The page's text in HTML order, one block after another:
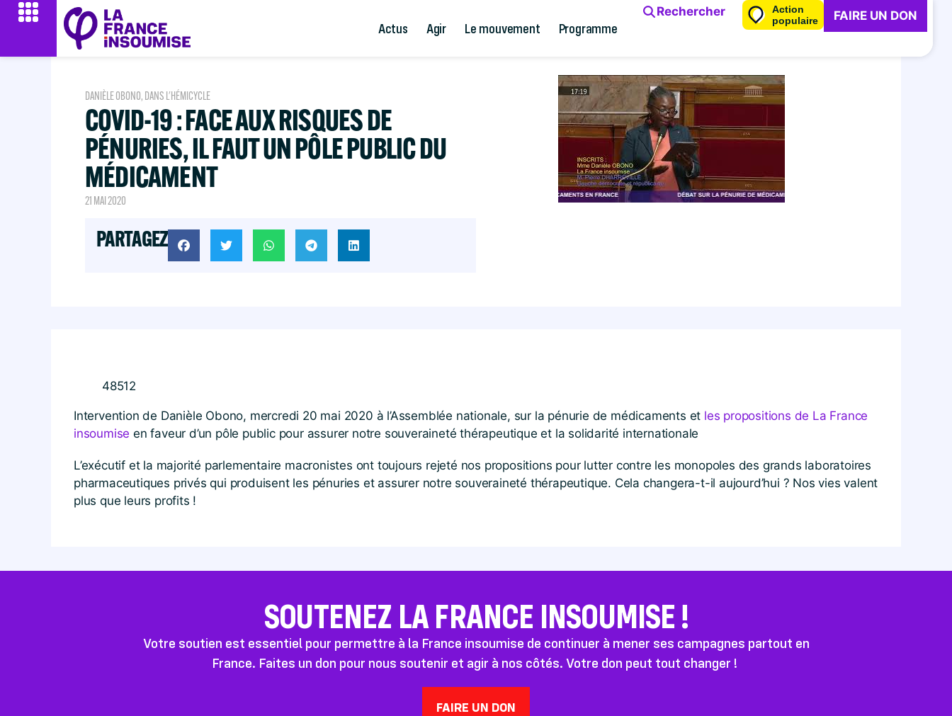
Actus Agir Le mouvement Programme
Rechercher
Action
populaire
FAIRE UN DON
DANIÈLE OBONO, DANS L'HÉMICYCLE
COVID-19 : FACE AUX RISQUES DE
PÉNURIES, IL FAUT UN PÔLE PUBLIC DU
MÉDICAMENT
21 MAI 2020
PARTAGEZ
48512
Intervention de Danièle Obono, mercredi 20 mai 2020 à l’Assemblée nationale, sur la pénurie de médicaments et les propositions de La France
insoumise en faveur d’un pôle public pour assurer notre souveraineté thérapeutique et la solidarité internationale
L’exécutif et la majorité parlementaire macronistes ont toujours rejeté nos propositions pour lutter contre les monopoles des grands laboratoires
pharmaceutiques privés qui produisent les pénuries et assurer notre souveraineté thérapeutique. Cela changera-t-il aujourd’hui ? Nos vies valent
plus que leurs profits !
SOUTENEZ LA FRANCE INSOUMISE !
Votre soutien est essentiel pour permettre à la France insoumise de continuer à mener ses campagnes partout en
France. Faites un don pour nous soutenir et agir à nos côtés. Votre don peut tout changer !
FAIRE UN DON